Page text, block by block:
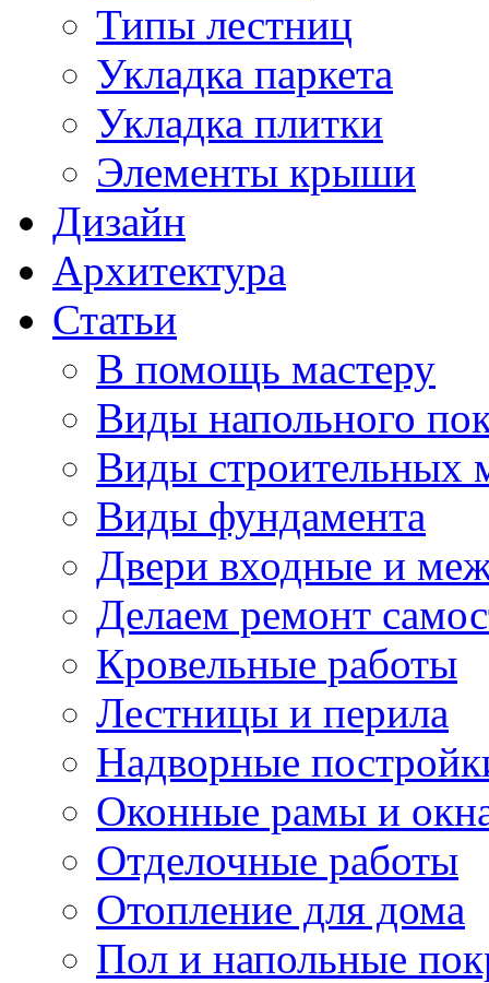
Типы лестниц
Укладка паркета
Укладка плитки
Элементы крыши
Дизайн
Архитектура
Статьи
В помощь мастеру
Виды напольного
Виды строительных
Виды фундамента
Двери входные и
Делаем ремонт
Кровельные работы
Лестницы и перила
Надворные
Оконные рамы и
Отделочные работы
Отопление для дома
Пол и напольные